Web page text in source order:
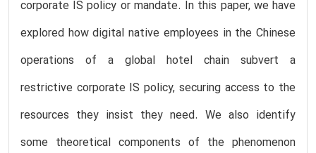
corporate IS policy or mandate. In this paper, we have
explored how digital native employees in the Chinese
operations of a global hotel chain subvert a
restrictive corporate IS policy, securing access to the
resources they insist they need. We also identify
some theoretical components of the phenomenon